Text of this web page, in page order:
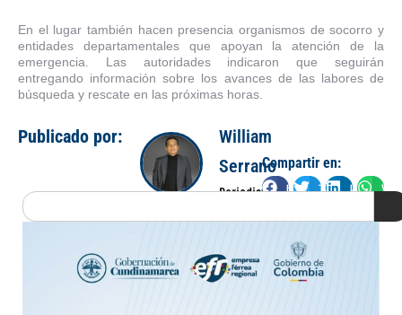
En el lugar también hacen presencia organismos de socorro y
entidades departamentales que apoyan la atención de la
emergencia. Las autoridades indicaron que seguirán
entregando información sobre los avances de las labores de
búsqueda y rescate en las próximas horas.
Publicado por:
William
Serrano
Periodista
Compartir en:
FacebookTwitterLinkedIn
Search